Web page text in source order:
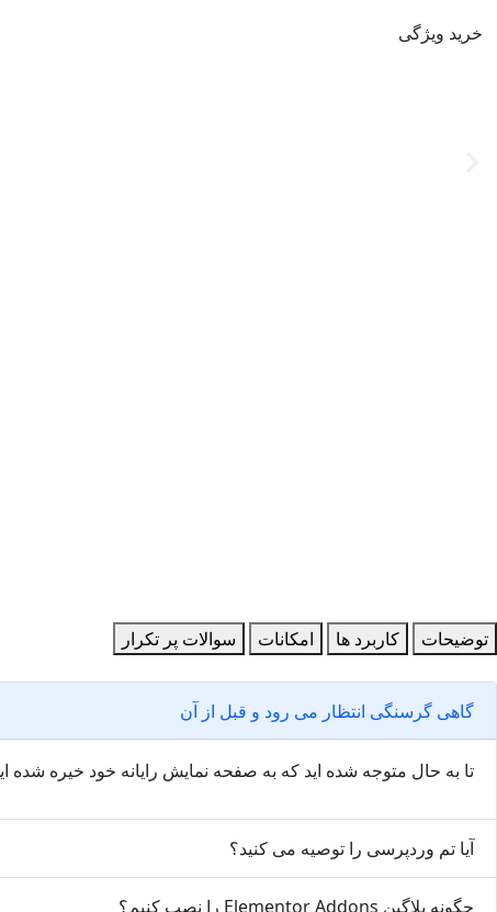
خرید ویژگی
توضیحات کاربرد ها امکانات سوالات پر تکرار
گاهی گرسنگی انتظار می رود و قبل از آن
تا به حال متوجه شده اید که به صفحه نمایش رایانه خود خیره
آیا تم وردپرسی را توصیه می کنید؟
چگونه پلاگین Elementor Addons را نصب کنیم؟